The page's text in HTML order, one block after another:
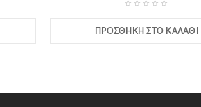
ΠΡΟΣΘΉΚΗ ΣΤΟ ΚΑΛΆΘΙ